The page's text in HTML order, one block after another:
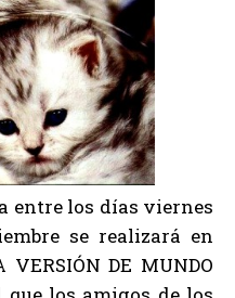
entre los días viernes
se realizará en
DE MUNDO